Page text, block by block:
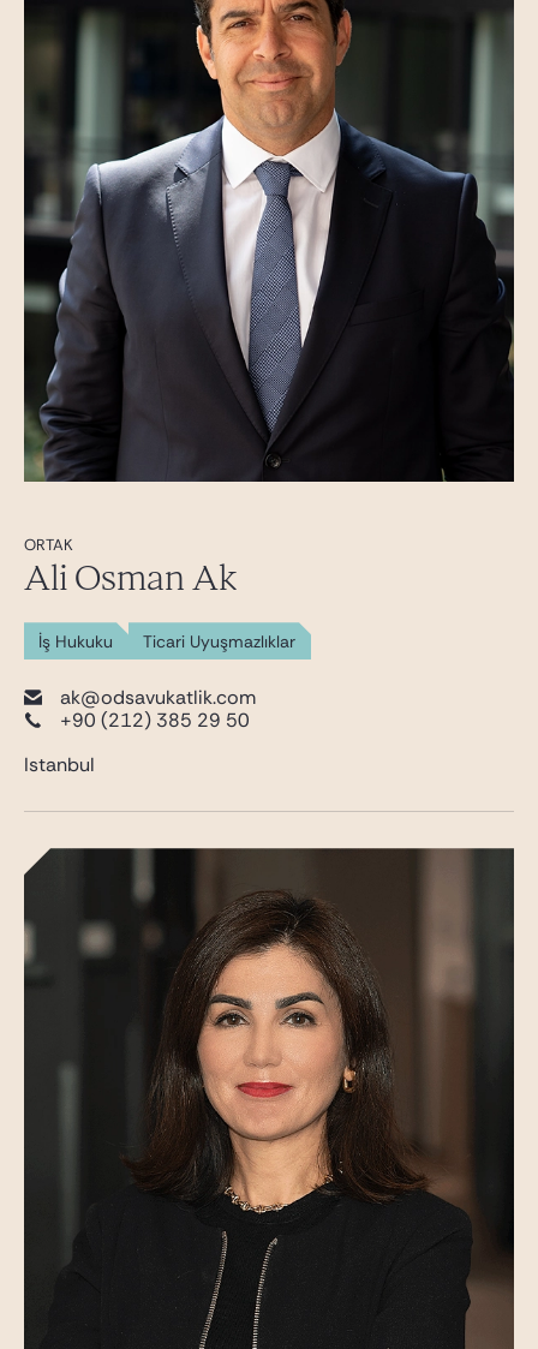
ORTAK
Ali Osman Ak
İş Hukuku Ticari Uyuşmazlıklar
ak@odsavukatlik.com
+90 (212) 385 29 50
Istanbul